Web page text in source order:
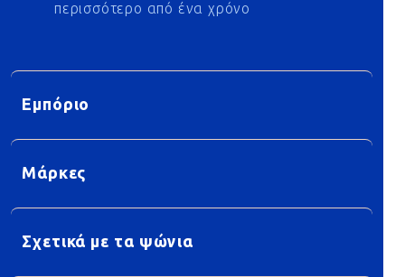
περισσότερο από ένα χρόνο
Εμπόριο
Μάρκες
Σχετικά με τα ψώνια